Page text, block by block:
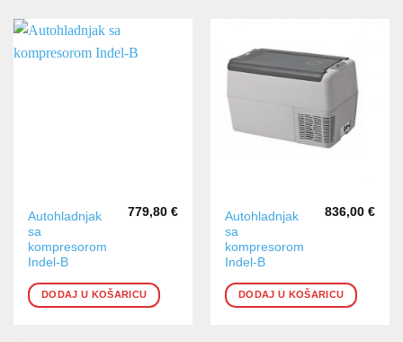
Autohladnjak
sa
kompresorom
Indel-B
779,80 €
DODAJ U KOŠARICU
Autohladnjak
sa
kompresorom
Indel-B
836,00 €
DODAJ U KOŠARICU